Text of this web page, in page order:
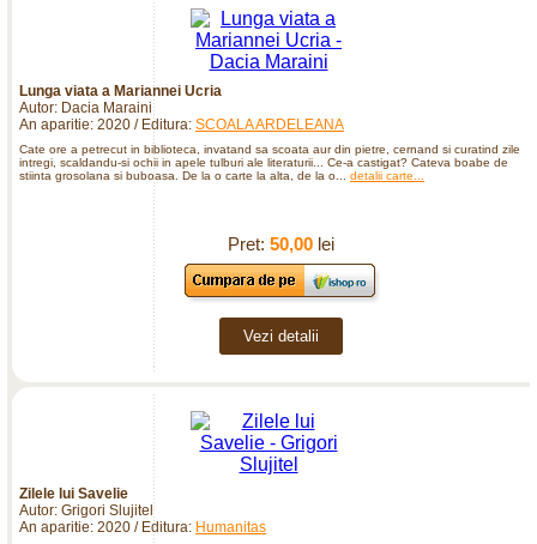
Lunga viata a Mariannei Ucria
Autor: Dacia Maraini
An aparitie: 2020 / Editura: SCOALA ARDELEANA
Cate ore a petrecut in biblioteca, invatand sa scoata aur din pietre, cernand si curatind zile
intregi, scaldandu-si ochii in apele tulburi ale literaturii... Ce-a castigat? Cateva boabe de
stiinta grosolana si buboasa. De la o carte la alta, de la o... detalii carte...
Pret: 50,00lei
Vezi detalii
Zilele lui Savelie
Autor: Grigori Slujitel
An aparitie: 2020 / Editura: Humanitas